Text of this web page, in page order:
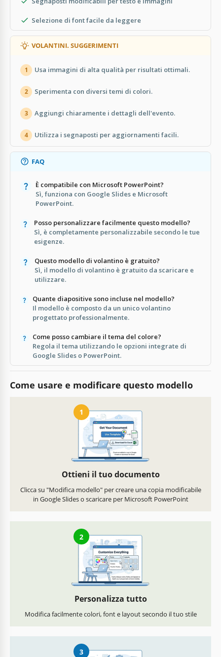
Selezione di font facile da leggere
VOLANTINI. SUGGERIMENTI
1 Usa immagini di alta qualità per risultati ottimali.
2 Sperimenta con diversi temi di colori.
3 Aggiungi chiaramente i dettagli dell'evento.
4 Utilizza i segnaposti per aggiornamenti facili.
FAQ
È compatibile con Microsoft PowerPoint?
Sì, funziona con Google Slides e Microsoft
PowerPoint.
Posso personalizzare facilmente questo modello?
Sì, è completamente personalizzabile secondo le tue
esigenze.
Questo modello di volantino è gratuito?
Sì, il modello di volantino è gratuito da scaricare e
utilizzare.
Quante diapositive sono incluse nel modello?
Il modello è composto da un unico volantino
progettato professionalmente.
Come posso cambiare il tema del colore?
Regola il tema utilizzando le opzioni integrate di
Google Slides o PowerPoint.
Come usare e modificare questo modello
1
Ottieni il tuo documento
Clicca su "Modifica modello" per creare una copia modificabile
in Google Slides o scaricare per Microsoft PowerPoint
2
Personalizza tutto
Modifica facilmente colori, font e layout secondo il tuo stile
3